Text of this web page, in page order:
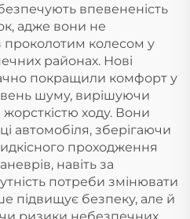
впевененість
адже вони не
проколотим колесом у
районах. Нові
покращили комфорт у
шуму, вирішуючи
ходу. Вони
автомобіля, зберігаючи
проходження
навіть за
потреби змінювати
підвищує безпеку, але й